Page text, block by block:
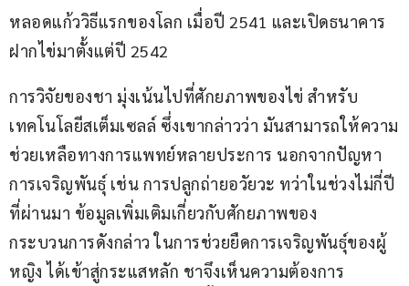
หลอดแก้ววิธีแรกของโลก เมื่อปี 2541 และเปิดธนาคาร
ฝากไข่มาตั้งแต่ปี 2542
การวิจัยของชา มุ่งเน้นไปที่ศักยภาพของไข่ สำหรับ
เทคโนโลยีสเต็มเซลล์ ซึ่งเขากล่าวว่า มันสามารถให้ความ
ช่วยเหลือทางการแพทย์หลายประการ นอกจากปัญหา
การเจริญพันธุ์ เช่น การปลูกถ่ายอวัยวะ ทว่าในช่วงไม่กี่ปี
ที่ผ่านมา ข้อมูลเพิ่มเติมเกี่ยวกับศักยภาพของ
กระบวนการดังกล่าว ในการช่วยยืดการเจริญพันธุ์ของผู้
หญิง ได้เข้าสู่กระแสหลัก ชาจึงเห็นความต้องการ